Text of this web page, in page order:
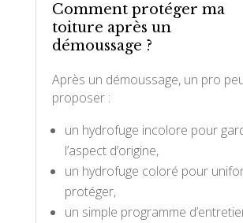
Comment protéger ma
toiture après un
démoussage ?
Après un démoussage, un pro
proposer :
un hydrofuge incolore pour
l’aspect d’origine,
un hydrofuge coloré pour
protéger,
un simple programme